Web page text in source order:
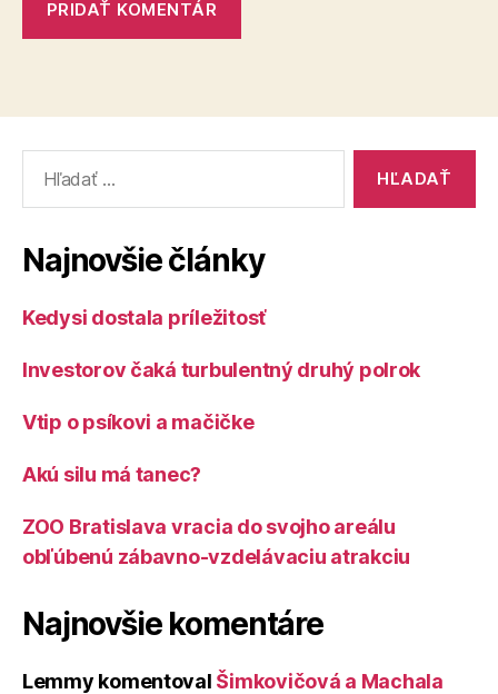
Najnovšie články
Kedysi dostala príležitosť
Investorov čaká turbulentný druhý polrok
Vtip o psíkovi a mačičke
Akú silu má tanec?
ZOO Bratislava vracia do svojho areálu
obľúbenú zábavno-vzdelávaciu atrakciu
Najnovšie komentáre
Lemmy komentoval Šimkovičová a Machala